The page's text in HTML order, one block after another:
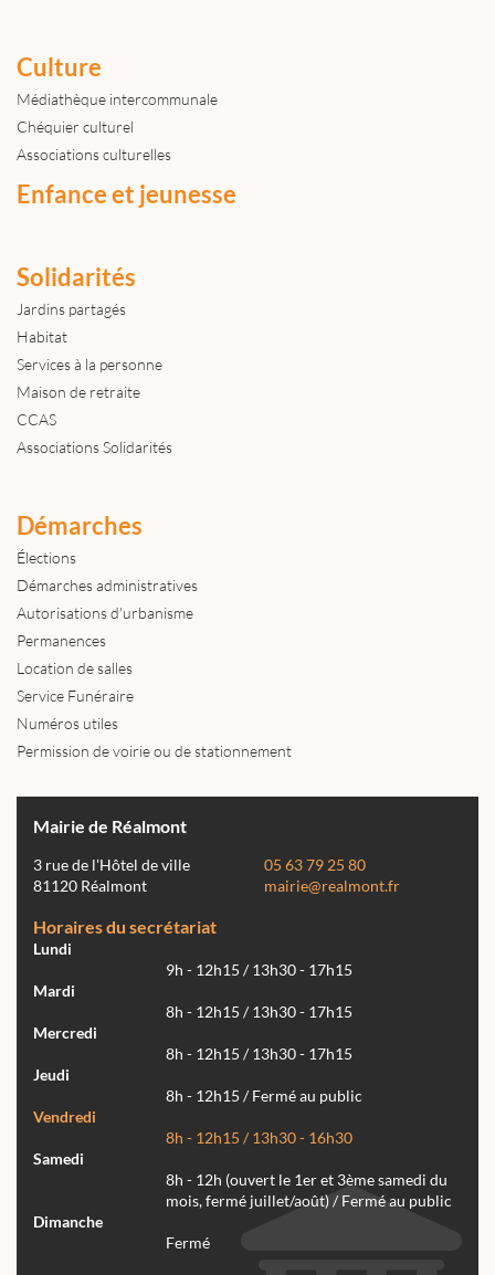
Culture
Médiathèque intercommunale
Chéquier culturel
Associations culturelles
Enfance et jeunesse
Solidarités
Jardins partagés
Habitat
Services à la personne
Maison de retraite
CCAS
Associations Solidarités
Démarches
Élections
Démarches administratives
Autorisations d'urbanisme
Permanences
Location de salles
Service Funéraire
Numéros utiles
Permission de voirie ou de stationnement
Mairie de Réalmont
3 rue de l'Hôtel de ville
81120 Réalmont
05 63 79 25 80
mairie@realmont.fr
Horaires du secrétariat
Lundi
9h - 12h15 / 13h30 - 17h15
Mardi
8h - 12h15 / 13h30 - 17h15
Mercredi
8h - 12h15 / 13h30 - 17h15
Jeudi
8h - 12h15 / Fermé au public
Vendredi
8h - 12h15 / 13h30 - 16h30
Samedi
8h - 12h (ouvert le 1er et 3ème samedi du
mois, fermé juillet/août) / Fermé au public
Dimanche
Fermé